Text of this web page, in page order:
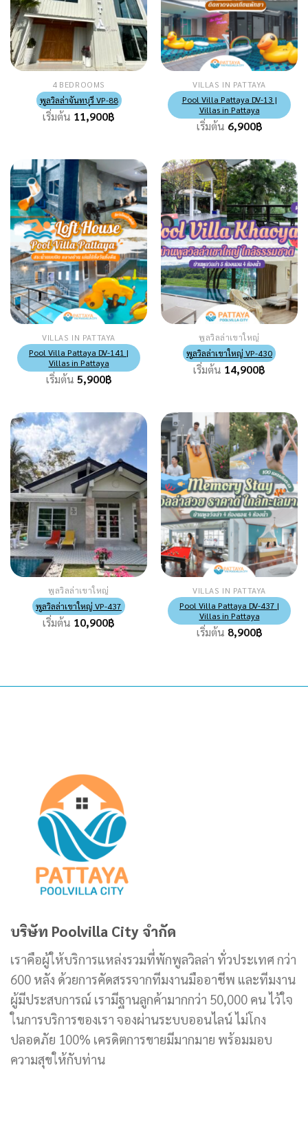
4 BEDROOMS
พูลวิลล่าจันทบุรี VP-88
เริ่มต้น 11,900฿
VILLAS IN PATTAYA
Pool Villa Pattaya DV-13 |
Villas in Pattaya
เริ่มต้น 6,900฿
VILLAS IN PATTAYA
Pool Villa Pattaya DV-141 |
Villas in Pattaya
เริ่มต้น 5,900฿
พูลวิลล่าเขาใหญ่
พูลวิลล่าเขาใหญ่ VP-430
เริ่มต้น 14,900฿
พูลวิลล่าเขาใหญ่
พูลวิลล่าเขาใหญ่ VP-437
เริ่มต้น 10,900฿
VILLAS IN PATTAYA
Pool Villa Pattaya DV-437 |
Villas in Pattaya
เริ่มต้น 8,900฿
บริษัท Poolvilla City จำกัด
เราคือผู้ให้บริการแหล่งรวมที่พักพูลวิลล่า ทั่วประเทศ กว่า
600 หลัง ด้วยการคัดสรรจากทีมงานมืออาชีพ และทีมงาน
ผู้มีประสบการณ์ เรามีฐานลูกค้ามากกว่า 50,000 คน ไว้ใจ
ในการบริการของเรา จองผ่านระบบออนไลน์ ไม่โกง
ปลอดภัย 100% เครดิตการขายมีมากมาย พร้อมมอบ
ความสุขให้กับท่าน